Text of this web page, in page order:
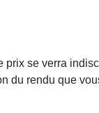
prix se verra
du rendu que